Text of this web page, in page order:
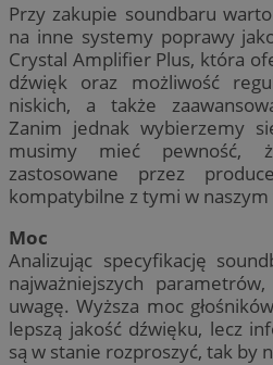
Przy zakupie soundbaru
na inne systemy poprawy
Crystal Amplifier Plus, która
dźwięk oraz możliwość
niskich, a także
Zanim jednak wybierzemy
musimy mieć pewność,
zastosowane przez
kompatybilne z tymi w
Moc
Analizując specyfikację
najważniejszych
uwagę. Wyższa moc
lepszą jakość dźwięku, lecz
są w stanie rozproszyć, tak by